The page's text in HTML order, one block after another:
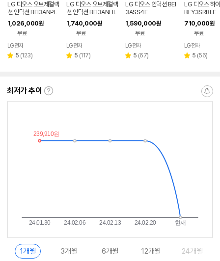
LG 디오스 오브제컬렉
션 인덕션 BEI3ANPL
OE
1,026,000원
무료
LG전자
별 5 리
(123)
LG 디오스 오브제컬렉
션 인덕션 BEI3ANHL
E1,740,000원
무료
LG전자
별 5 리
(117)
LG 디오스 인덕션 BEI
3ASS4E
1,590,000원
무료
LG전자
별 5 리
(67)
LG 디오스 하
BEY3SRBLE
710,000원
무료
LG전자
별 5 리
(56)
최저가 추이
최
이
란?
알
1개월 3개월 6개월 12개월 24개월